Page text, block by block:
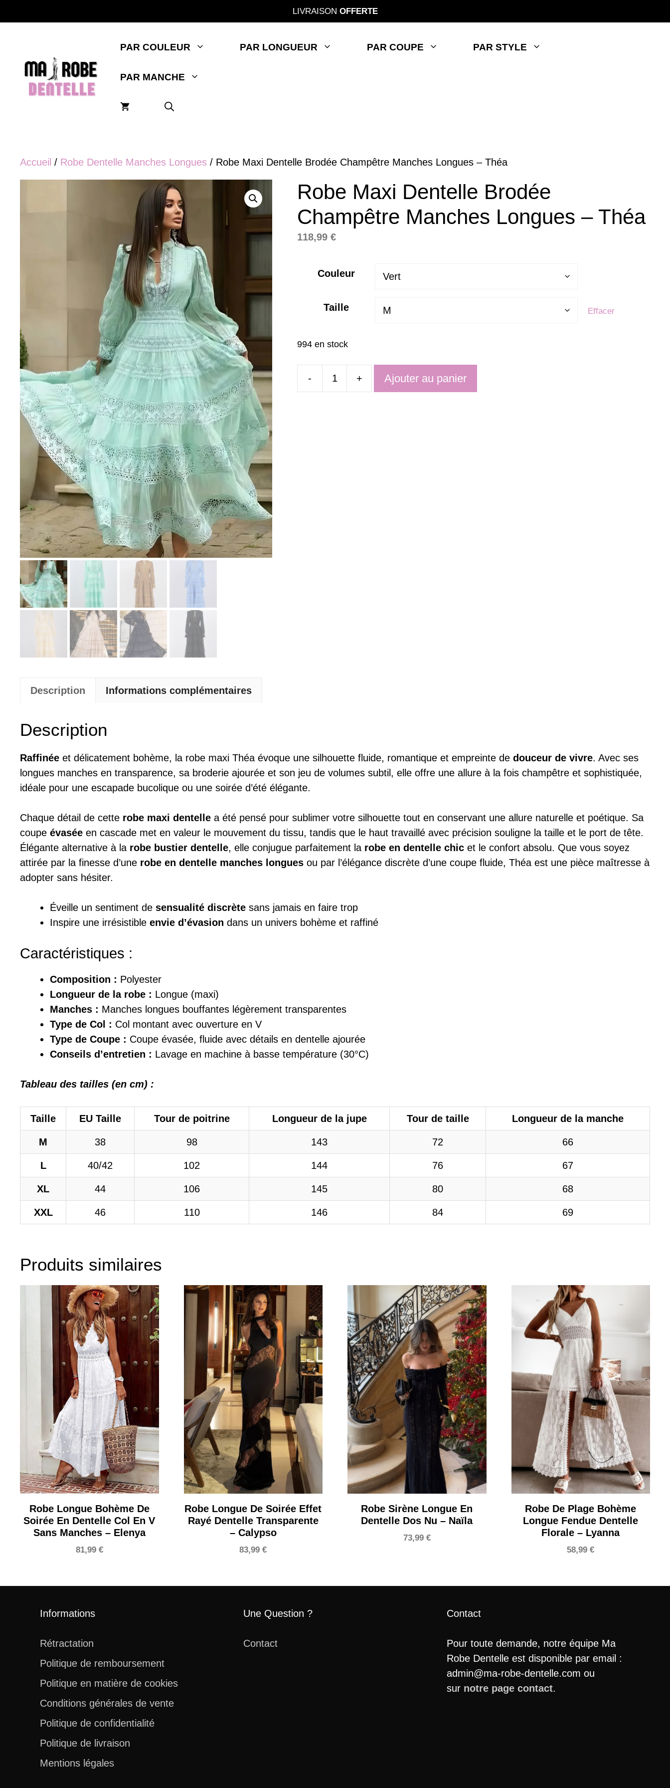
au
LIVRAISON OFFERTE
PAR COULEUR PAR LONGUEUR PAR COUPE PAR STYLE
PAR MANCHE
Accueil / Robe Dentelle Manches Longues / Robe Maxi Dentelle Brodée Champêtre Manches Longues – Théa
Robe Maxi Dentelle Brodée
Champêtre Manches Longues – Théa
118,99€
Couleur
Taille Effacer
994 en stock
- + Ajouter au panier
Description Informations complémentaires
Description
Raffinée et délicatement bohème, la robe maxi Théa évoque une silhouette fluide, romantique et empreinte de douceur de vivre. Avec ses
longues manches en transparence, sa broderie ajourée et son jeu de volumes subtil, elle offre une allure à la fois champêtre et sophistiquée,
idéale pour une escapade bucolique ou une soirée d’été élégante.
Chaque détail de cette robe maxi dentelle a été pensé pour sublimer votre silhouette tout en conservant une allure naturelle et poétique. Sa
coupe évasée en cascade met en valeur le mouvement du tissu, tandis que le haut travaillé avec précision souligne la taille et le port de tête.
Élégante alternative à la robe bustier dentelle, elle conjugue parfaitement la robe en dentelle chic et le confort absolu. Que vous soyez
attirée par la finesse d’une robe en dentelle manches longues ou par l’élégance discrète d’une coupe fluide, Théa est une pièce maîtresse à
adopter sans hésiter.
Éveille un sentiment de sensualité discrète sans jamais en faire trop
Inspire une irrésistible envie d’évasion dans un univers bohème et raffiné
Caractéristiques :
Composition : Polyester
Longueur de la robe : Longue (maxi)
Manches : Manches longues bouffantes légèrement transparentes
Type de Col : Col montant avec ouverture en V
Type de Coupe : Coupe évasée, fluide avec détails en dentelle ajourée
Conseils d’entretien : Lavage en machine à basse température (30°C)
Tableau des tailles (en cm) :
Taille EU Taille Tour de poitrine Longueur de la jupe Tour de taille Longueur de la manche
M 38 98 143 72 66
L 40/42 102 144 76 67
XL 44 106 145 80 68
XXL 46 110 146 84 69
Produits similaires
Robe Longue Bohème De
Soirée En Dentelle Col En V
Sans Manches – Elenya
81,99 €
Robe Longue De Soirée Effet
Rayé Dentelle Transparente
– Calypso
83,99€
Robe Sirène Longue En
Dentelle Dos Nu – Naïla
73,99 €
Robe De Plage Bohème
Longue Fendue Dentelle
Florale – Lyanna
58,99€
Informations
Rétractation
Politique de remboursement
Politique en matière de cookies
Conditions générales de vente
Politique de confidentialité
Politique de livraison
Mentions légales
Une Question ?
Contact
Contact
Pour toute demande, notre équipe Ma
Robe Dentelle est disponible par email :
admin@ma-robe-dentelle.com ou
sur notre page contact.